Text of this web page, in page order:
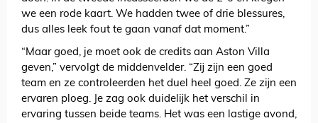
we een rode kaart. We hadden twee of drie blessures,
dus alles leek fout te gaan vanaf dat moment.”
“Maar goed, je moet ook de credits aan Aston Villa
geven,” vervolgt de middenvelder. “Zij zijn een goed
team en ze controleerden het duel heel goed. Ze zijn een
ervaren ploeg. Je zag ook duidelijk het verschil in
ervaring tussen beide teams. Het was een lastige avond,